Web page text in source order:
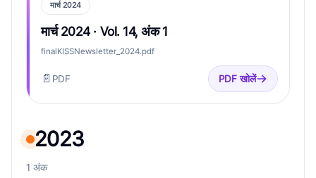
मार्च 2024
मार्च 2024 · Vol. 14, अंक 1
finalKISSNewsletter_2024.pdf
📄 PDF PDF खोलें
2023
1 अंक